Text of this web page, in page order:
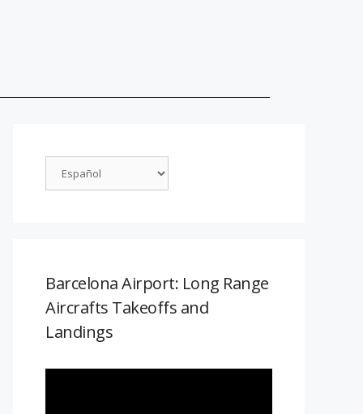
Barcelona Airport: Long Range
Aircrafts Takeoffs and
Landings